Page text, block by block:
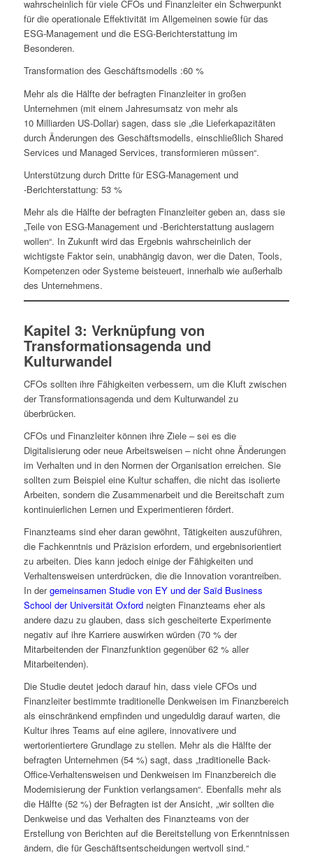
wahrscheinlich für viele CFOs und Finanzleiter ein Schwerpunkt
für die operationale Effektivität im Allgemeinen sowie für das
ESG-Management und die ESG-Berichterstattung im
Besonderen.
Transformation des Geschäftsmodells :60 %
Mehr als die Hälfte der befragten Finanzleiter in großen
Unternehmen (mit einem Jahresumsatz von mehr als
10 Milliarden US-Dollar) sagen, dass sie „die Lieferkapazitäten
durch Änderungen des Geschäftsmodells, einschließlich Shared
Services und Managed Services, transformieren müssen“.
Unterstützung durch Dritte für ESG-Management und
‑Berichterstattung: 53 %
Mehr als die Hälfte der befragten Finanzleiter geben an, dass sie
„Teile von ESG-Management und ‑Berichterstattung auslagern
wollen“. In Zukunft wird das Ergebnis wahrscheinlich der
wichtigste Faktor sein, unabhängig davon, wer die Daten, Tools,
Kompetenzen oder Systeme beisteuert, innerhalb wie außerhalb
des Unternehmens.
Kapitel 3: Verknüpfung von
Transformationsagenda und
Kulturwandel
CFOs sollten ihre Fähigkeiten verbessern, um die Kluft zwischen
der Transformationsagenda und dem Kulturwandel zu
überbrücken.
CFOs und Finanzleiter können ihre Ziele – sei es die
Digitalisierung oder neue Arbeitsweisen – nicht ohne Änderungen
im Verhalten und in den Normen der Organisation erreichen. Sie
sollten zum Beispiel eine Kultur schaffen, die nicht das isolierte
Arbeiten, sondern die Zusammenarbeit und die Bereitschaft zum
kontinuierlichen Lernen und Experimentieren fördert.
Finanzteams sind eher daran gewöhnt, Tätigkeiten auszuführen,
die Fachkenntnis und Präzision erfordern, und ergebnisorientiert
zu arbeiten. Dies kann jedoch einige der Fähigkeiten und
Verhaltensweisen unterdrücken, die die Innovation vorantreiben.
In dergemeinsamen Studie von EY und der Saïd Business
School der Universität Oxfordneigten Finanzteams eher als
andere dazu zu glauben, dass sich gescheiterte Experimente
negativ auf ihre Karriere auswirken würden (70 % der
Mitarbeitenden der Finanzfunktion gegenüber 62 % aller
Mitarbeitenden).
Die Studie deutet jedoch darauf hin, dass viele CFOs und
Finanzleiter bestimmte traditionelle Denkweisen im Finanzbereich
als einschränkend empfinden und ungeduldig darauf warten, die
Kultur ihres Teams auf eine agilere, innovativere und
wertorientiertere Grundlage zu stellen. Mehr als die Hälfte der
befragten Unternehmen (54 %) sagt, dass „traditionelle Back-
Office-Verhaltensweisen und Denkweisen im Finanzbereich die
Modernisierung der Funktion verlangsamen“. Ebenfalls mehr als
die Hälfte (52 %) der Befragten ist der Ansicht, „wir sollten die
Denkweise und das Verhalten des Finanzteams von der
Erstellung von Berichten auf die Bereitstellung von Erkenntnissen
ändern, die für Geschäftsentscheidungen wertvoll sind.“